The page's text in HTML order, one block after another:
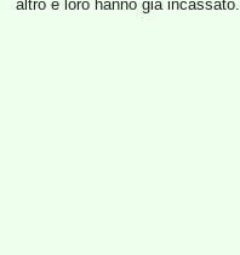
altro e loro hanno già incassato.